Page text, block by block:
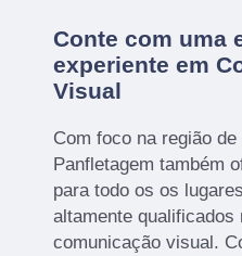
Conte com uma
experiente em
Visual
Com foco na região
Panfletagem também
para todo os os
altamente qualificados
comunicação visual.